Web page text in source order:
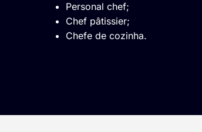
Personal chef;
Chef pâtissier;
Chefe de cozinha.